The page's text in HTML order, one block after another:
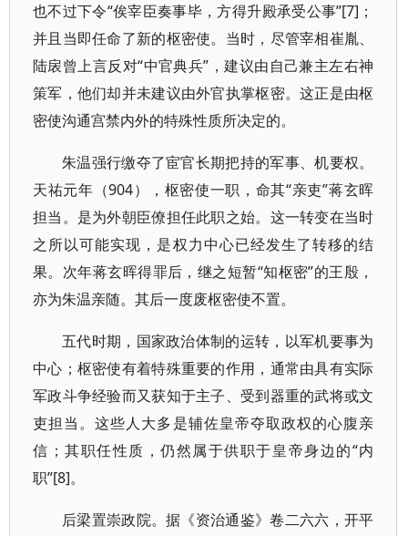
也不过下令“俟宰臣奏事毕，方得升殿承受公事”[7]；
并且当即任命了新的枢密使。当时，尽管宰相崔胤、
陆扆曾上言反对“中官典兵”，建议由自己兼主左右神
策军，他们却并未建议由外官执掌枢密。这正是由枢
密使沟通宫禁内外的特殊性质所决定的。
朱温强行缴夺了宦官长期把持的军事、机要权。
天祐元年（904），枢密使一职，命其“亲吏”蒋玄晖
担当。是为外朝臣僚担任此职之始。这一转变在当时
之所以可能实现，是权力中心已经发生了转移的结
果。次年蒋玄晖得罪后，继之短暂“知枢密”的王殷，
亦为朱温亲随。其后一度废枢密使不置。
五代时期，国家政治体制的运转，以军机要事为
中心；枢密使有着特殊重要的作用，通常由具有实际
军政斗争经验而又获知于主子、受到器重的武将或文
吏担当。这些人大多是辅佐皇帝夺取政权的心腹亲
信；其职任性质，仍然属于供职于皇帝身边的“内
职”[8]。
后梁置崇政院。据《资治通鉴》卷二六六，开平